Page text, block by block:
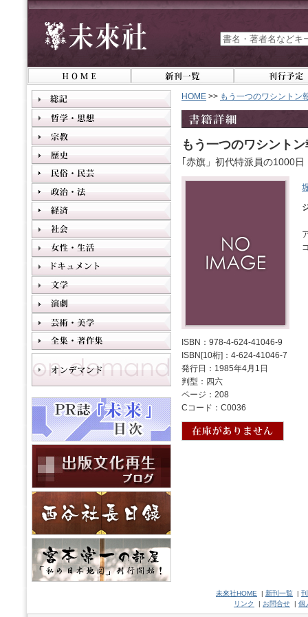
HOME >> もう一つのワシントン
もう一つのワシント
｢赤旗」初代特派員の1000日
ISBN：978-4-624-41046-9
ISBN[10桁]：4-624-41046-7
発行日：1985年4月1日
判型：四六
ページ：208
Cコード：C0036
未來社HOME | 新刊一覧 |
リンク
| お問合せ | 個